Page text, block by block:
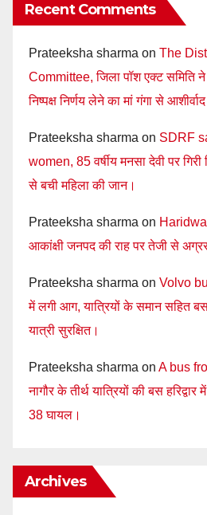
Recent Comments
Prateeksha sharma on The
Committee, जिला पॉश एक्ट समिति
निष्पक्ष निर्णय लेने का मां गंगा से
Prateeksha sharma on SDRF
women, 85 वर्षीय मनसा देवी पर
से बची महिला की जान।
Prateeksha sharma on
आकांक्षी जनपद की राह पर तेजी से
Prateeksha sharma on Volvo
में लगी आग, यात्रियों के समान सहित
यात्री सुरक्षित।
Prateeksha sharma on A bus
नागौर के तीर्थ यात्रियों की बस
38 घायल।
Archives